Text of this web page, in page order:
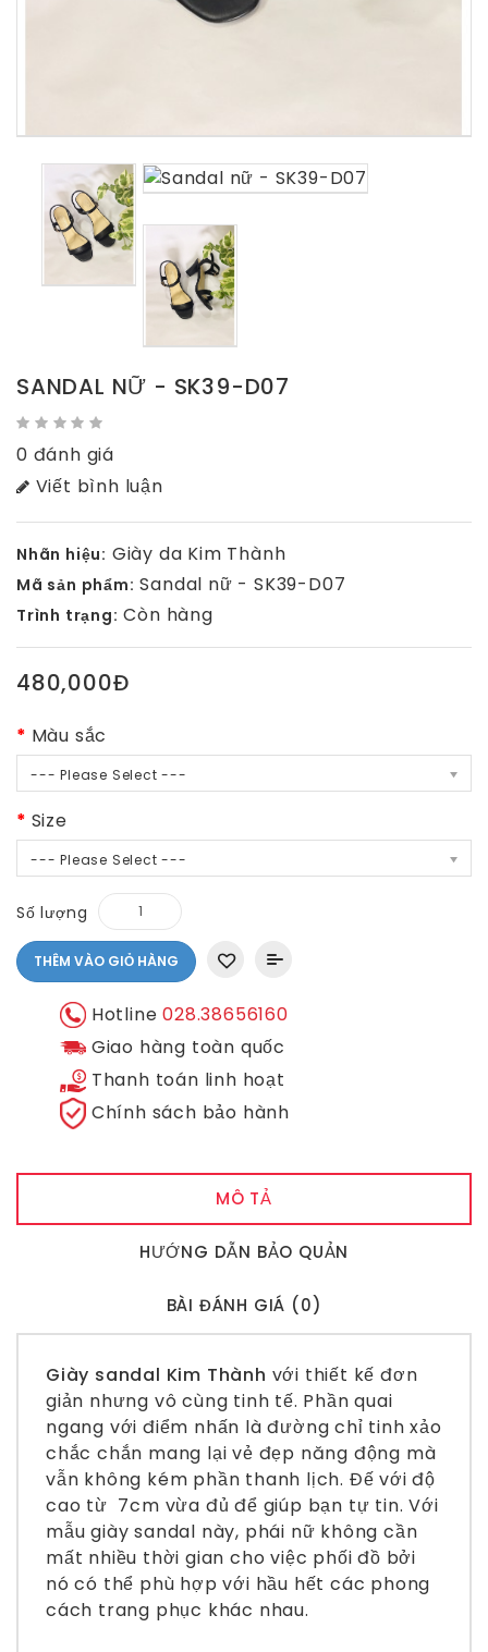
SANDAL NỮ - SK39-D07
0 đánh giá
Viết bình luận
Nhãn hiệu: Giày da Kim Thành
Mã sản phẩm: Sandal nữ - SK39-D07
Trình trạng: Còn hàng
480,000Đ
Màu sắc
--- Please Select ---
Size
--- Please Select ---
Số lượng
THÊM VÀO GIỎ HÀNG
Hotline028.38656160
Giao hàng toàn quốc
Thanh toán linh hoạt
Chính sách bảo hành
MÔ TẢ
HƯỚNG DẪN BẢO QUẢN
BÀI ĐÁNH GIÁ (0)
Giày sandal Kim Thành với thiết kế đơn
giản nhưng vô cùng tinh tế. Phần quai
ngang với điểm nhấn là đường chỉ tinh xảo
chắc chắn mang lại vẻ đẹp năng động mà
vẫn không kém phần thanh lịch. Đế với độ
cao từ 7cm vừa đủ để giúp bạn tự tin. Với
mẫu giày sandal này, phái nữ không cần
mất nhiều thời gian cho việc phối đồ bởi
nó có thể phù hợp với hầu hết các phong
cách trang phục khác nhau.